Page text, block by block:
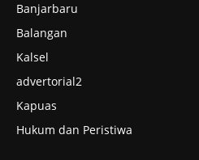
Banjarbaru
Balangan
Kalsel
advertorial2
Kapuas
Hukum dan Peristiwa